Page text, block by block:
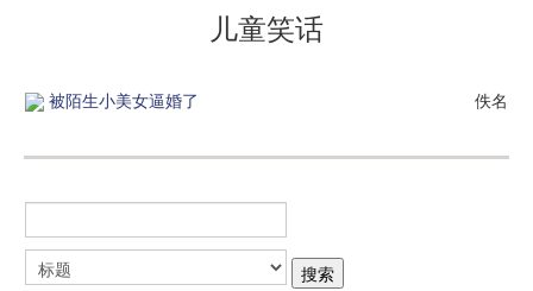
儿童笑话
被陌生小美女逼婚了 佚名